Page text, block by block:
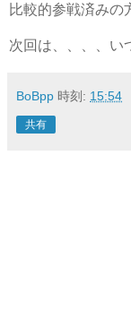
比較的参戦済みの
次回は、、、、い
BoBpp 時刻: 15:54
共有